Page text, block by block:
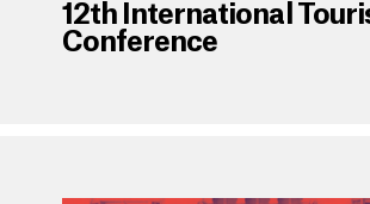
12th International
Conference